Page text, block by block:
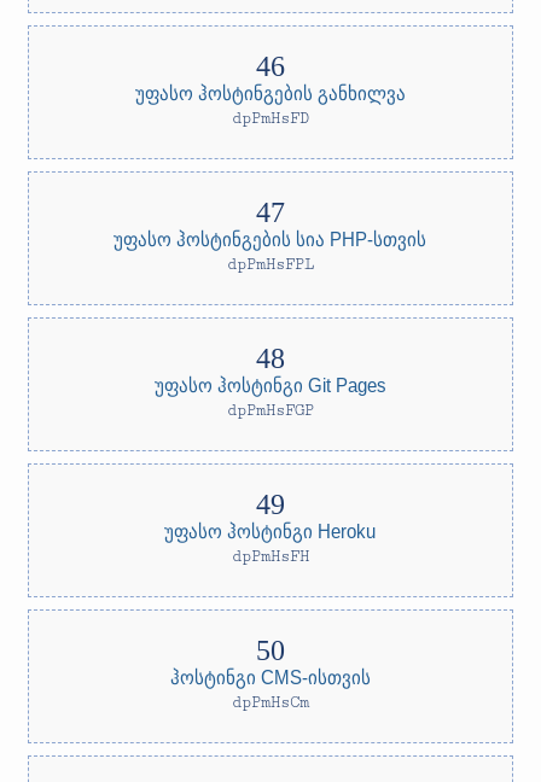
უფასო ჰოსტინგების განხილვა
dpPmHsFD
უფასო ჰოსტინგების სია PHP-სთვის
dpPmHsFPL
უფასო ჰოსტინგი Git Pages
dpPmHsFGP
უფასო ჰოსტინგი Heroku
dpPmHsFH
ჰოსტინგი CMS-ისთვის
dpPmHsCm